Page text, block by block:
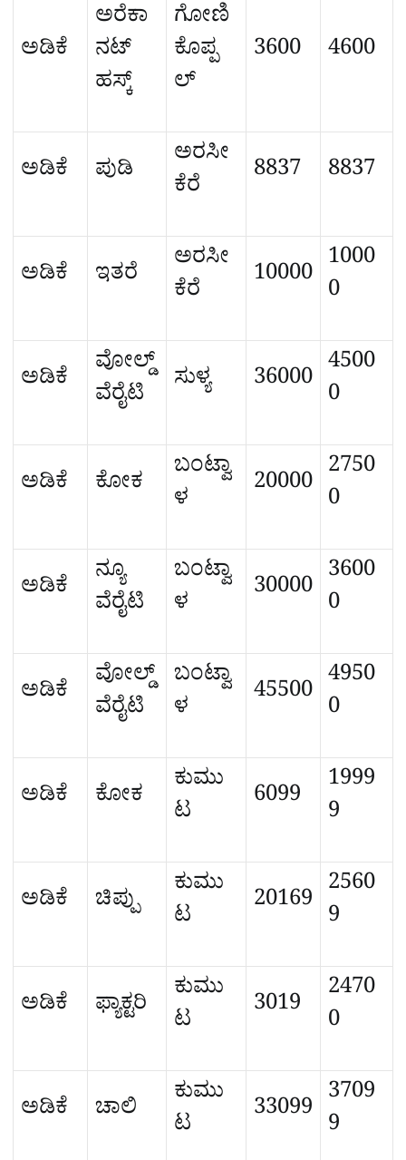
ಅಡಿಕೆ
ಅರೆಕಾ
ನಟ್
ಹಸ್ಕ್
ಗೋಣಿ
ಕೊಪ್ಪ
ಲ್
3600 4600
ಅಡಿಕೆ ಪುಡಿ
ಅರಸೀ
ಕೆರೆ
8837 8837
ಅಡಿಕೆ ಇತರೆ
ಅರಸೀ
ಕೆರೆ
10000 1000
0
ಅಡಿಕೆ
ವೋಲ್ಡ್
ವೆರೈಟಿ
ಸುಳ್ಯ 36000 4500
0
ಅಡಿಕೆ ಕೋಕ
ಬಂಟ್ವಾ
ಳ
20000 2750
0
ಅಡಿಕೆ
ನ್ಯೂ
ವೆರೈಟಿ
ಬಂಟ್ವಾ
ಳ
30000 3600
0
ಅಡಿಕೆ
ವೋಲ್ಡ್
ವೆರೈಟಿ
ಬಂಟ್ವಾ
ಳ
45500 4950
0
ಅಡಿಕೆ ಕೋಕ
ಕುಮು
ಟ
6099
1999
9
ಅಡಿಕೆ ಚಿಪ್ಪು
ಕುಮು
ಟ
20169 2560
9
ಅಡಿಕೆ ಫ್ಯಾಕ್ಟರಿ
ಕುಮು
ಟ
3019
2470
0
ಅಡಿಕೆ ಚಾಲಿ
ಕುಮು
ಟ
33099 3709
9